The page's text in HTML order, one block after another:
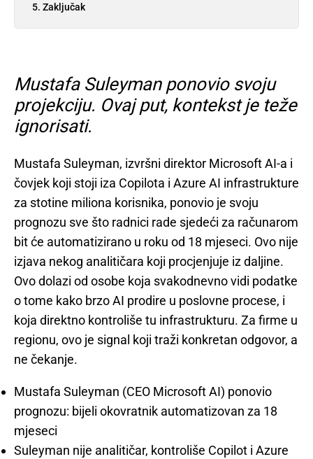
Zaključak
Mustafa Suleyman ponovio svoju
projekciju. Ovaj put, kontekst je teže
ignorisati.
Mustafa Suleyman, izvršni direktor Microsoft AI-a i
čovjek koji stoji iza Copilota i Azure AI infrastrukture
za stotine miliona korisnika, ponovio je svoju
prognozu sve što radnici rade sjedeći za računarom
bit će automatizirano u roku od 18 mjeseci. Ovo nije
izjava nekog analitičara koji procjenjuje iz daljine.
Ovo dolazi od osobe koja svakodnevno vidi podatke
o tome kako brzo AI prodire u poslovne procese, i
koja direktno kontroliše tu infrastrukturu. Za firme u
regionu, ovo je signal koji traži konkretan odgovor, a
ne čekanje.
Mustafa Suleyman (CEO Microsoft AI) ponovio
prognozu: bijeli okovratnik automatizovan za 18
mjeseci
Suleyman nije analitičar, kontroliše Copilot i Azure